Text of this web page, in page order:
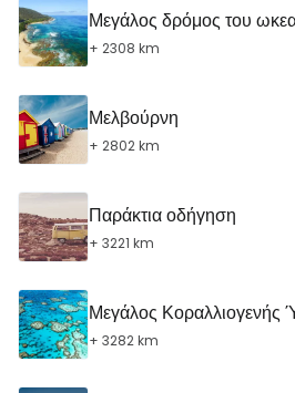
Μεγάλος δρόμος του
+ 2308 km
Μελβούρνη
+ 2802 km
Παράκτια οδήγηση
+ 3221 km
Μεγάλος Κοραλλιογενής
+ 3282 km